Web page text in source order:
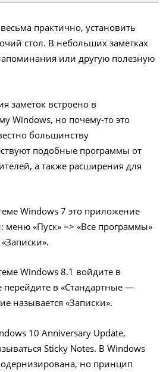
практично, установить
стол. В небольших заметках
или другую полезную
заметок встроено в
Windows, но почему-то это
большинству
подобные программы от
а также расширения для
Windows 7 это приложение
меню «Пуск» => «Все программы»
Windows 8.1 войдите в
перейдите в «Стандартные —
называется «Записки».
10 Anniversary Update,
Sticky Notes. В Windows
но принцип